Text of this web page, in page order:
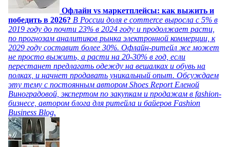
Офлайн vs маркетплейсы: как выжить и
победить в 2026? В России доля e commerce выросла с 5% в
2019 году до почти 23% в 2024 году и продолжает расти,
по прогнозам аналитиков рынка электронной коммерции, к
2029 году составит более 30%. Офлайн-ритейл же может
не просто выжить, а расти на 20-30% в год, если
перестанет предлагать одежду на вешалках и обувь на
полках, и начнет продавать уникальный опыт. Обсуждаем
эту тему с постоянным автором Shoes Report Еленой
Виноградовой, экспертом по закупкам и продажам в fashion-
бизнесе, автором блога для ритейла и байеров Fashion
Business Blog.